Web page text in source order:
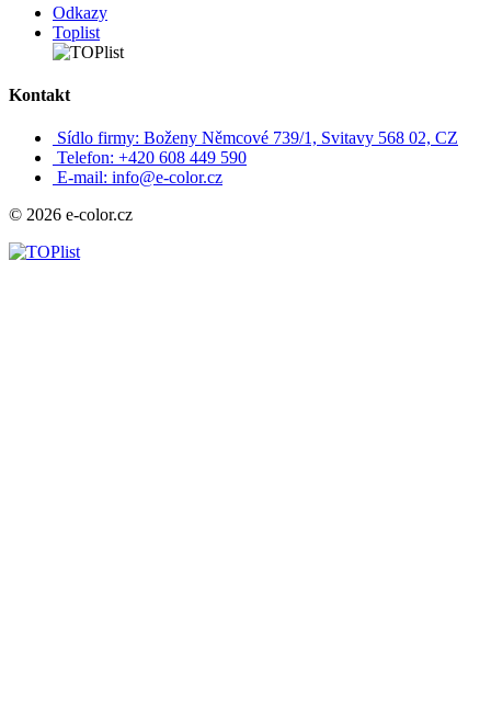
Odkazy
Toplist
Kontakt
Sídlo firmy: Boženy Němcové 739/1, Svitavy 568 02, CZ
Telefon: +420 608 449 590
E-mail: info@e-color.cz
© 2026 e-color.cz